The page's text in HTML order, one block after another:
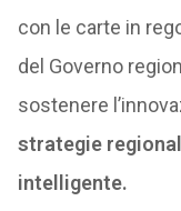
con le carte in
del Governo
sostenere
strategie
intelligente.